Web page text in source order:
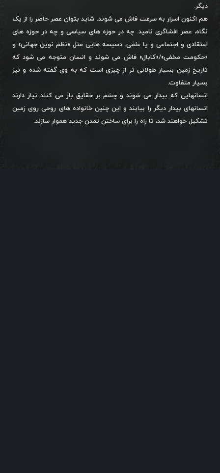
دیگر.
هم اکنون اسرار به سرعت فاش می شوند. شاید بتوان عصر حاضر را از یک
نگاه، عصر افشاگری نامید. چه در حوزه های سیاسی و چه در حوزه های
اعتقادی و اجتماعی و یا علمی. دسیسه هایی مثل «نظم نوین جهانی» و
«حکومت مخفی»/«کابال» فاش می شوند و انسان متوجه می شود که
تاریخ زمین بسیار طولانی تر از چیزی است که به وی گفته شده و نیز
بسیار متفاوت.
انسانهایی که بیدار می شوند و چشم بر حقایق باز می کنند نیاز دارند
انسانهای بیدار دیگر را بیابند و این چنین خانواده های روحی روی زمین
تشکیل خواهند شد، تا راه را برای ساختن تمدن جدید هموار سازند.